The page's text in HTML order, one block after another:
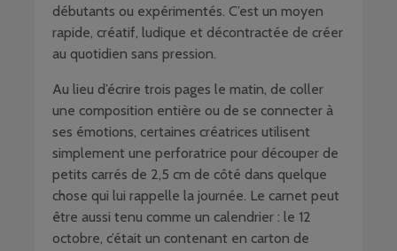
débutants ou expérimentés. C’est un moyen
rapide, créatif, ludique et décontractée de créer
au quotidien sans pression.
Au lieu d’écrire trois pages le matin, de coller
une composition entière ou de se connecter à
ses émotions, certaines créatrices utilisent
simplement une perforatrice pour découper de
petits carrés de 2,5 cm de côté dans quelque
chose qui lui rappelle la journée. Le carnet peut
être aussi tenu comme un calendrier : le 12
octobre, c’était un contenant en carton de